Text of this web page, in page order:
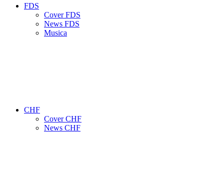
FDS
Cover FDS
News FDS
Musica
CHF
Cover CHF
News CHF